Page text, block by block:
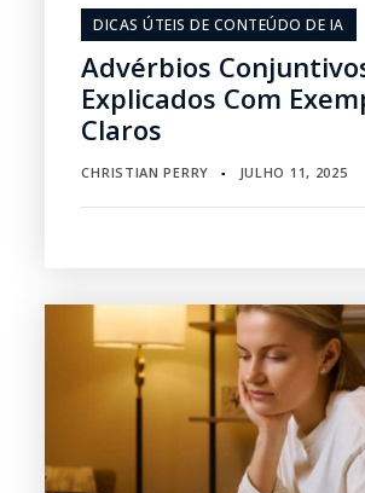
DICAS ÚTEIS DE CONTEÚDO DE IA
Advérbios
Explicados Com
Claros
CHRISTIAN PERRY ▪ JULHO 11, 2025